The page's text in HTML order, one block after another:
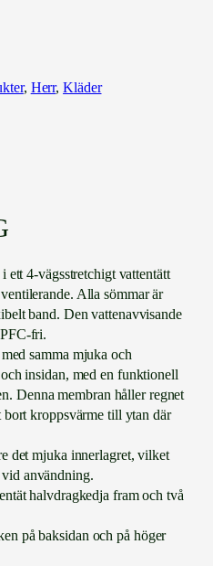
, Herr, Kläder
4-vägsstretchigt vattentätt
Alla sömmar är
band. Den vattenavvisande
fri.
samma mjuka och
insidan, med en funktionell
Denna membran håller regnet
bort kroppsvärme till ytan där
det mjuka innerlagret, vilket
användning.
halvdragkedja fram och två
på baksidan och på höger